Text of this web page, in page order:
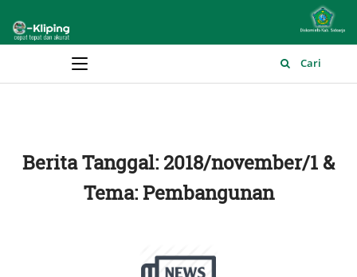
Main Menu Cari
Berita Tanggal: 2018/november/1 &
Tema: Pembangunan